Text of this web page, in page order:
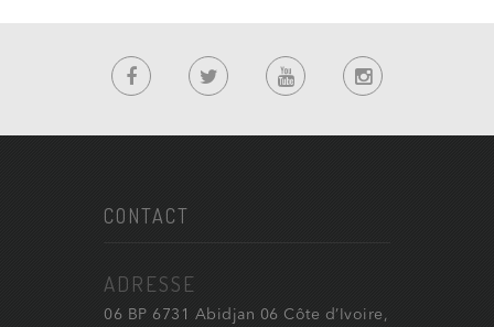
CONTACT
ADRESSE
06 BP 6731 Abidjan 06 Côte d’Ivoire,